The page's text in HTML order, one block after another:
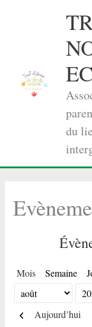
du
Mois Semaine
Mois
Année
Précédent
Aujourd’hui